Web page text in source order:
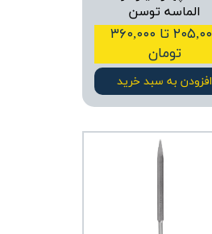
الماسه توسن
۲۰۵,۰۰۰ تا ۳۶۰,۰۰۰
تومان
افزودن به سبد خرید